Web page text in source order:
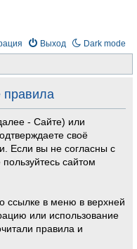
Dark mode
Выход
- Сайте) или
своё
Если вы не согласны с
сайтом
ссылке в меню в верхней
или использование
правила и